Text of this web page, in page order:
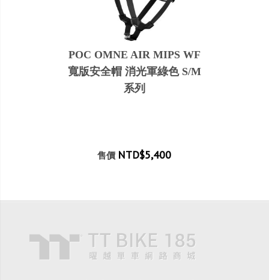
POC OMNE AIR MIPS WF
寬版安全帽 消光軍綠色 S/M
系列
售價 NTD$5,400